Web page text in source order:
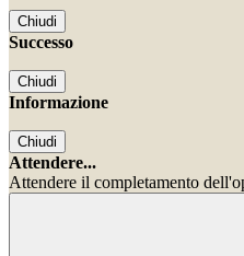
Chiudi
Successo
Chiudi
Informazione
Chiudi
Attendere...
Attendere il completamento